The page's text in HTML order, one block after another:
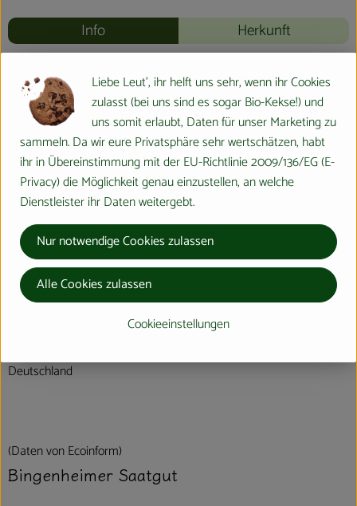
Info Herkunft
Info
Produktinformationen
Produktdatenblatt
Herkunft
Hersteller: Bingenheimer Saatgut AG
Deutschland
(Daten von Ecoinform)
Bingenheimer Saatgut
Liebe Leut', ihr helft uns sehr, wenn ihr Cookies
zulasst (bei uns sind es sogar Bio-Kekse!) und
uns somit erlaubt, Daten für unser Marketing zu
sammeln. Da wir eure Privatsphäre sehr wertschätzen, habt
ihr in Übereinstimmung mit der EU-Richtlinie 2009/136/EG (E-
Privacy) die Möglichkeit genau einzustellen, an welche
Dienstleister ihr Daten weitergebt.
Cookieeinstellungen
Nur notwendige Cookies zulassen
Alle Cookies zulassen